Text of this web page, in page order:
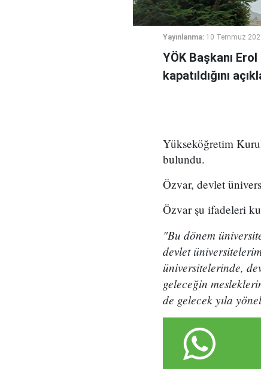
Yayınlanma: 10 Temmuz
YÖK Başkanı
kapatıldığını
​Yükseköğretim
bulundu.
Özvar, devlet
Özvar şu ifadeleri
"Bu dönem
devlet
üniversitelerinde,
geleceğin
de gelecek yıla